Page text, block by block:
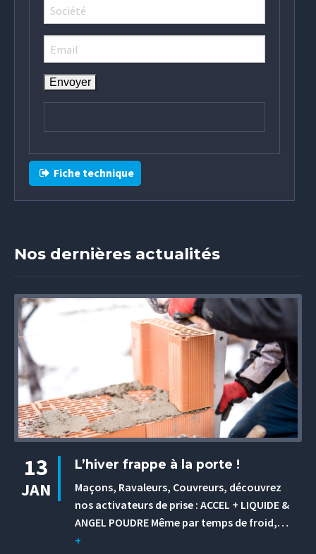
Fiche technique
Nos dernières actualités
13
JAN
L’hiver frappe à la porte !
Maçons, Ravaleurs, Couvreurs, découvrez
nos activateurs de prise : ACCEL + LIQUIDE &
ANGEL POUDRE Même par temps de froid,…
+